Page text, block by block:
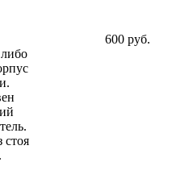
600 руб.